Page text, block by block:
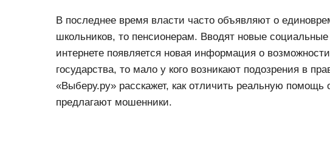
В последнее время власти часто объявляют о
школьников, то пенсионерам. Вводят новые
интернете появляется новая информация о
государства, то мало у кого возникают подозрения в
«Выберу.ру» расскажет, как отличить реальную
предлагают мошенники.